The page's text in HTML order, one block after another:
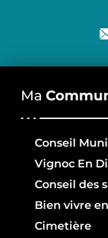
Ma
Conseil
Vignoc En
Conseil des
Bien vivre
Cimetière